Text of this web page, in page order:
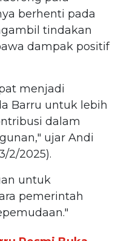
berhenti pada
tindakan
dampak positif
menjadi
Barru untuk lebih
dalam
ujar Andi
2/2025).
untuk
pemerintah